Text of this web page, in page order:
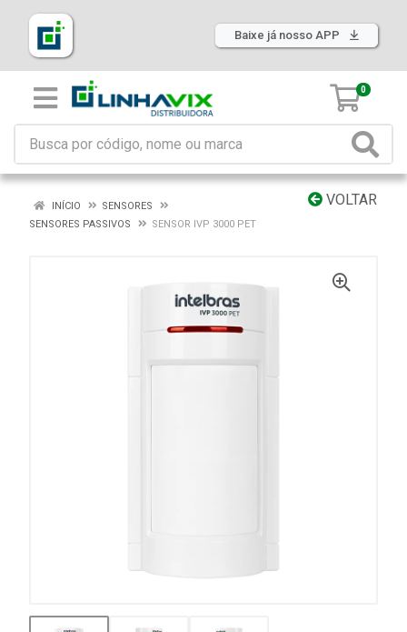
Baixe já nosso APP
0
VOLTAR
INÍCIO
SENSORES
SENSORES PASSIVOS
SENSOR IVP 3000 PET